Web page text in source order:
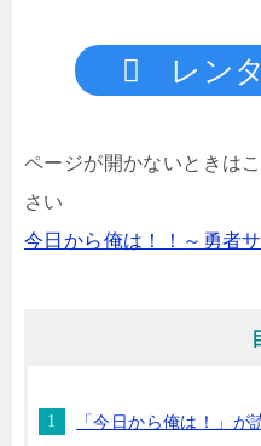
レン
ページが開かないときは
さい
今日から俺は！！～勇者
「今日から俺は！」が